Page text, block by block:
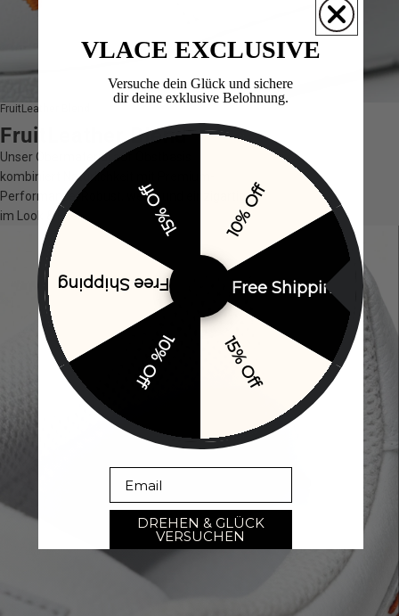
FruitLeather Blend
FruitLeather Blend
Unser Obermaterial auf Obstbasis
kombiniert Natürlichkeit mit Premium-
Performance. Robust, weich und einzigartig
im Look & Feel.
VLACE EXCLUSIVE
Versuche dein Glück und sichere
dir deine exklusive Belohnung.​
10% Off
Free Shipping
15% Off
10% Off
Free Shipping
15% Off
DREHEN & GLÜCK
VERSUCHEN